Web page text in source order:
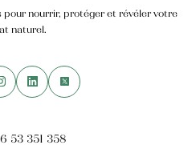
pour nourrir, protéger et révéler votre
naturel.
53 351 358